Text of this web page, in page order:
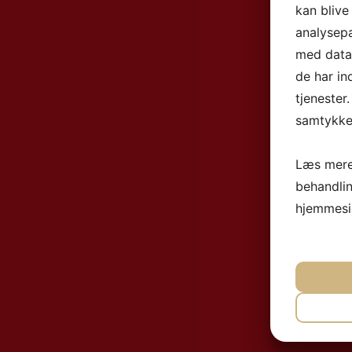
kan
med
de har
Læs